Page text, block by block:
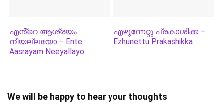
എൻ്റെ ആശ്രയം
നീയല്ലയോ – Ente
Aasrayam Neeyallayo
എഴുന്നേറ്റു പ്രകാശിക്ക –
Ezhunettu Prakashikka
We will be happy to hear your thoughts